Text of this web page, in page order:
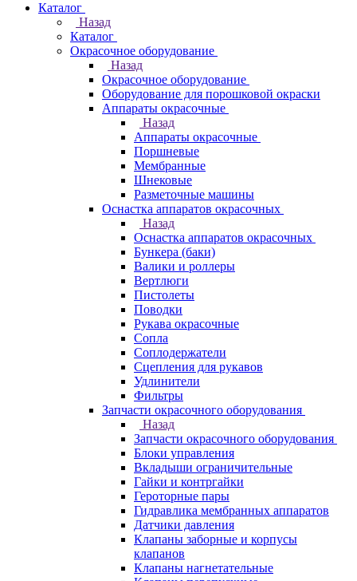
Каталог
Назад
Каталог
Окрасочное оборудование
Назад
Окрасочное оборудование
Оборудование для порошковой окраски
Аппараты окрасочные
Назад
Аппараты окрасочные
Поршневые
Мембранные
Шнековые
Разметочные машины
Оснастка аппаратов окрасочных
Назад
Оснастка аппаратов окрасочных
Бункера (баки)
Валики и роллеры
Вертлюги
Пистолеты
Поводки
Рукава окрасочные
Сопла
Соплодержатели
Сцепления для рукавов
Удлинители
Фильтры
Запчасти окрасочного оборудования
Назад
Запчасти окрасочного оборудования
Блоки управления
Вкладыши ограничительные
Гайки и контргайки
Героторные пары
Гидравлика мембранных аппаратов
Датчики давления
Клапаны заборные и корпусы
клапанов
Клапаны нагнетательные